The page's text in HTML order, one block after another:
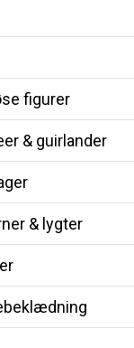
figurer
& guirlander
& lygter